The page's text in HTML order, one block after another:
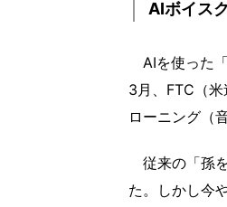
AIボイス
AIを使った
3月、FTC（
ローニング（
従来の「孫
た。しかし今